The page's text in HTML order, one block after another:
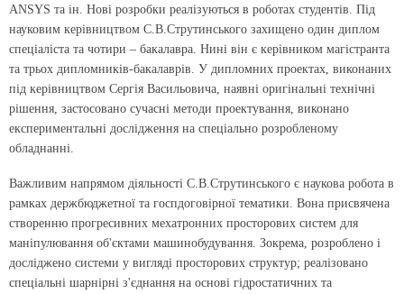
ANSYS та ін. Нові розробки реалізуються в роботах студентів. Під
науковим керівництвом С.В.Струтинського захищено один диплом
спеціаліста та чотири – бакалавра. Нині він є керівником магістранта
та трьох дипломників-бакалаврів. У дипломних проектах, виконаних
під керівництвом Сергія Васильовича, наявні оригінальні технічні
рішення, застосовано сучасні методи проектування, виконано
експериментальні дослідження на спеціально розробленому
обладнанні.
Важливим напрямом діяльності С.В.Струтинського є наукова робота в
рамках держбюджетної та госпдоговірної тематики. Вона присвячена
створенню прогресивних мехатронних просторових систем для
маніпулювання об'єктами машинобудування. Зокрема, розроблено і
досліджено системи у вигляді просторових структур; реалізовано
спеціальні шарнірні з'єднання на основі гідростатичних та